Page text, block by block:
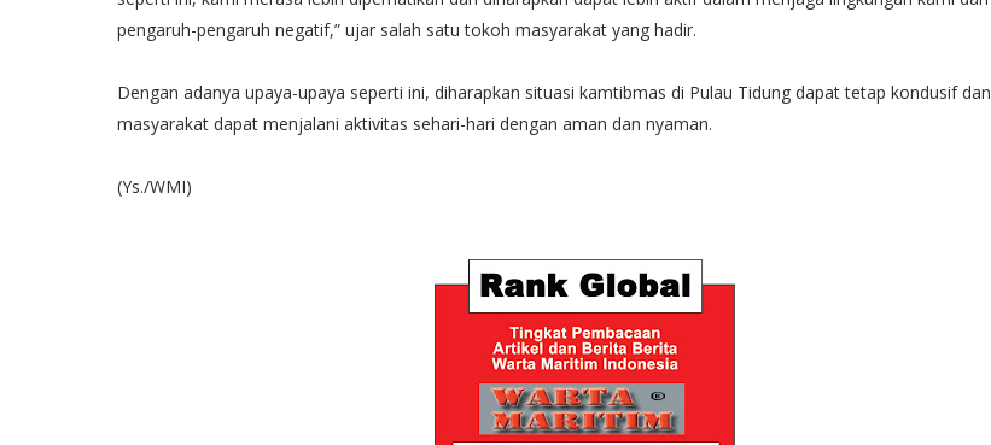
pengaruh-pengaruh negatif,” ujar salah satu tokoh masyarakat yang hadir.
Dengan adanya upaya-upaya seperti ini, diharapkan situasi kamtibmas di Pulau Tidung dapat tetap kondusif dan
masyarakat dapat menjalani aktivitas sehari-hari dengan aman dan nyaman.
(Ys./WMI)